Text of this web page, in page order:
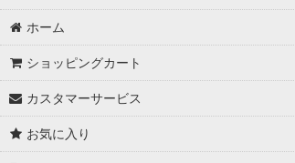
ホーム
ショッピングカート
カスタマーサービス
お気に入り